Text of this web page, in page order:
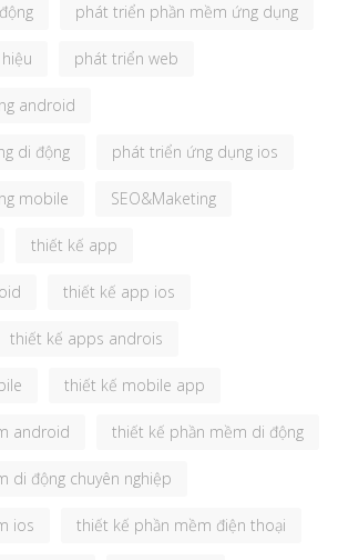
phát triển phần mềm ứng dụng
phát triển web
android
di động phát triển ứng dụng ios
mobile SEO&Maketing
thiết kế app
thiết kế app ios
thiết kế apps androis
thiết kế mobile app
android thiết kế phần mềm di động
di động chuyên nghiệp
ios thiết kế phần mềm điện thoại